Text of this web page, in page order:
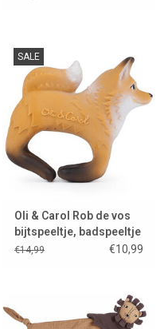
SALE
Oli & Carol Rob de vos
bijtspeeltje, badspeeltje
en armband
€14,99 €10,99